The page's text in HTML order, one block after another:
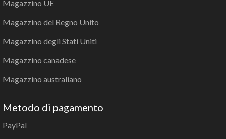
Magazzino UE
Magazzino del Regno Unito
Magazzino degli Stati Uniti
Magazzino canadese
Magazzino australiano
Metodo di pagamento
PayPal